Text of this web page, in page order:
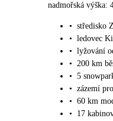
nadmořská výška:
• středisko
• ledovec
• lyžování
• 200 km
• 5
• zázemí
• 60 km
•
17